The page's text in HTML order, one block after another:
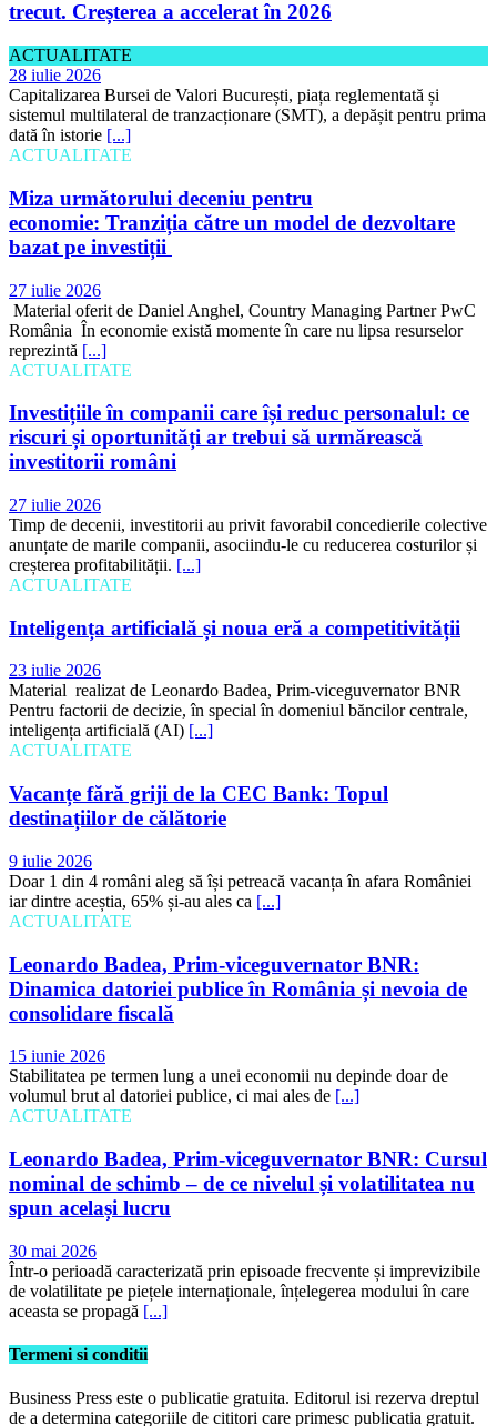
trecut. Creșterea a accelerat în 2026
ACTUALITATE
28 iulie 2026
Capitalizarea Bursei de Valori București, piața reglementată și
sistemul multilateral de tranzacționare (SMT), a depășit pentru prima
dată în istorie [...]
ACTUALITATE
Miza următorului deceniu pentru
economie: Tranziția către un model de dezvoltare
bazat pe investiții
27 iulie 2026
Material oferit de Daniel Anghel, Country Managing Partner PwC
România În economie există momente în care nu lipsa resurselor
reprezintă [...]
ACTUALITATE
Investițiile în companii care își reduc personalul: ce
riscuri și oportunități ar trebui să urmărească
investitorii români
27 iulie 2026
Timp de decenii, investitorii au privit favorabil concedierile colective
anunțate de marile companii, asociindu-le cu reducerea costurilor și
creșterea profitabilității. [...]
ACTUALITATE
Inteligența artificială și noua eră a competitivității
23 iulie 2026
Material realizat de Leonardo Badea, Prim-viceguvernator BNR
Pentru factorii de decizie, în special în domeniul băncilor centrale,
inteligența artificială (AI) [...]
ACTUALITATE
Vacanțe fără griji de la CEC Bank: Topul
destinațiilor de călătorie
9 iulie 2026
Doar 1 din 4 români aleg să își petreacă vacanța în afara României
iar dintre aceștia, 65% și-au ales ca [...]
ACTUALITATE
Leonardo Badea, Prim-viceguvernator BNR:
Dinamica datoriei publice în România și nevoia de
consolidare fiscală
15 iunie 2026
Stabilitatea pe termen lung a unei economii nu depinde doar de
volumul brut al datoriei publice, ci mai ales de [...]
ACTUALITATE
Leonardo Badea, Prim-viceguvernator BNR: Cursul
nominal de schimb – de ce nivelul și volatilitatea nu
spun același lucru
30 mai 2026
Într-o perioadă caracterizată prin episoade frecvente și imprevizibile
de volatilitate pe piețele internaționale, înțelegerea modului în care
aceasta se propagă [...]
Termeni si conditii
Business Press este o publicatie gratuita. Editorul isi rezerva dreptul
de a determina categoriile de cititori care primesc publicatia gratuit.